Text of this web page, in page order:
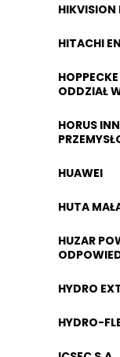
HIKVISION
HITACHI
ODDZIAŁ
HORUS
HUAWEI
HUTA
HUZAR
HYDRO
HYDRO-